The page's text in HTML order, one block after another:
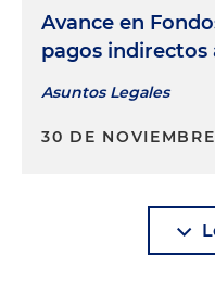
Avance en
pagos indirectos
Asuntos Legales
30 DE